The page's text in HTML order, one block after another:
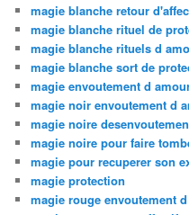
magie blanche retour
magie blanche rituel de
magie blanche rituels d
magie blanche sort de
magie envoutement d
magie noir envoutement d
magie noire
magie noire pour faire
magie pour recuperer son
magie protection
magie rouge envoutement